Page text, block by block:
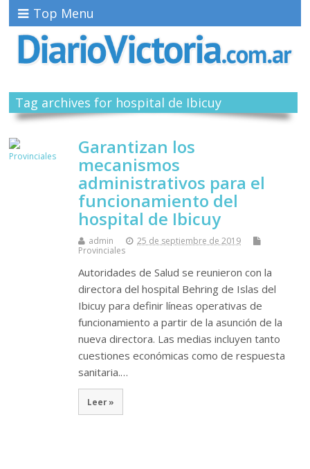
Top Menu
Tag archives for hospital de Ibicuy
Garantizan los
mecanismos
administrativos para el
funcionamiento del
hospital de Ibicuy
admin
25 de septiembre de 2019
Provinciales
Autoridades de Salud se reunieron con la
directora del hospital Behring de Islas del
Ibicuy para definir líneas operativas de
funcionamiento a partir de la asunción de la
nueva directora. Las medias incluyen tanto
cuestiones económicas como de respuesta
sanitaria.…
Leer »